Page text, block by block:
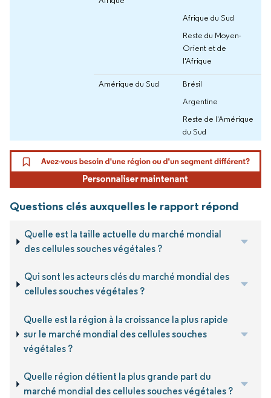
Afrique du Sud
Reste du Moyen-
Orient et de
l'Afrique
Amérique du Sud
Brésil
Argentine
Reste de l'Amérique
du Sud
Questions clés auxquelles le rapport répond
Quelle est la taille actuelle du marché mondial
des cellules souches végétales ?
Qui sont les acteurs clés du marché mondial des
cellules souches végétales ?
Quelle est la région à la croissance la plus rapide
sur le marché mondial des cellules souches
végétales ?
Quelle région détient la plus grande part du
marché mondial des cellules souches végétales ?